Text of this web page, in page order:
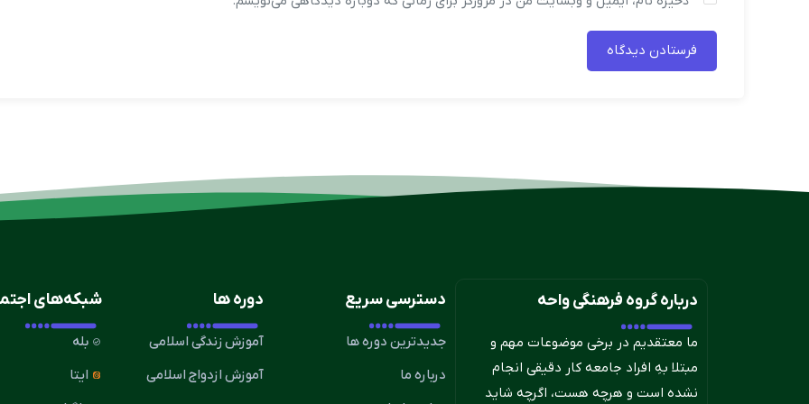
درباره گروه فرهنگی واحه
ما معتقدیم در برخی موضوعات مهم و
مبتلا بهِ افراد جامعه کار دقیقی انجام
نشده است و هرچه هست، اگرچه شاید
دسترسی سریع
جدیدترین دوره ها
درباره ما
دوره ها
آموزش زندگی اسلامی
آموزش ازدواج اسلامی
شبکه‌های
بله
ایتا